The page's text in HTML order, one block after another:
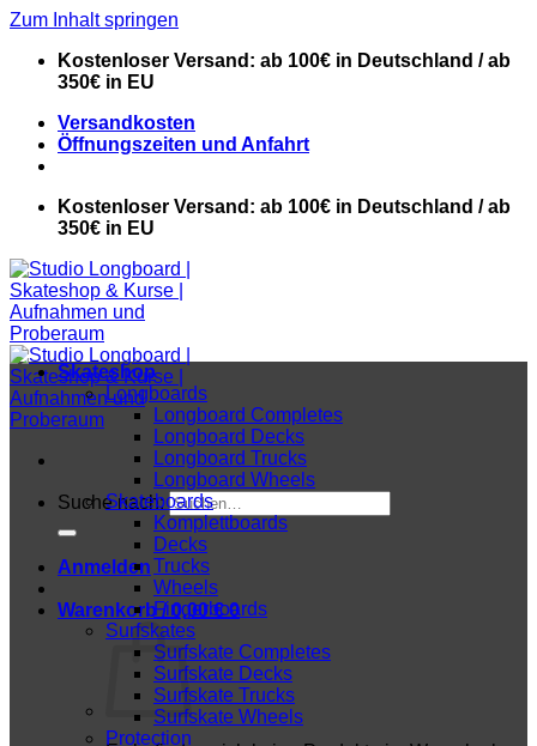
Zum Inhalt springen
Kostenloser Versand: ab 100€ in Deutschland / ab
350€ in EU
Versandkosten
Öffnungszeiten und Anfahrt
Kostenloser Versand: ab 100€ in Deutschland / ab
350€ in EU
Suche nach:
Anmelden
Warenkorb /0,00€ 0
Skateshop
Longboards
Longboard Completes
Longboard Decks
Longboard Trucks
Longboard Wheels
Skateboards
Komplettboards
Decks
Trucks
Wheels
Fingerboards
Surfskates
Surfskate Completes
Surfskate Decks
Surfskate Trucks
Surfskate Wheels
Protection